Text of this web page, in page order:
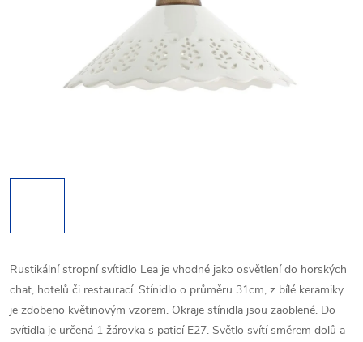
Rustikální stropní svítidlo Lea je vhodné jako osvětlení do horských
chat, hotelů či restaurací. Stínidlo o průměru 31cm, z bílé keramiky
je zdobeno květinovým vzorem. Okraje stínidla jsou zaoblené. Do
svítidla je určená 1 žárovka s paticí E27. Světlo svítí směrem dolů a